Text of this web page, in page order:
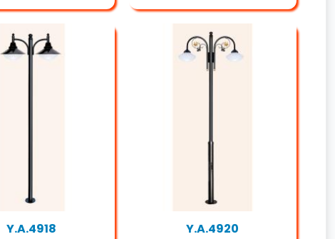
Y.A.4918 Y.A.4920